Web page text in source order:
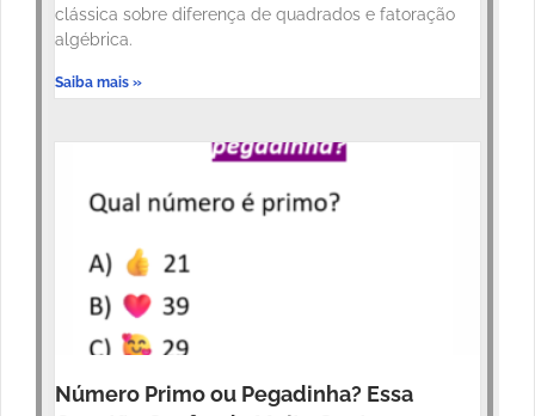
clássica sobre diferença de quadrados e fatoração
algébrica.
Saiba mais »
Número Primo ou Pegadinha? Essa